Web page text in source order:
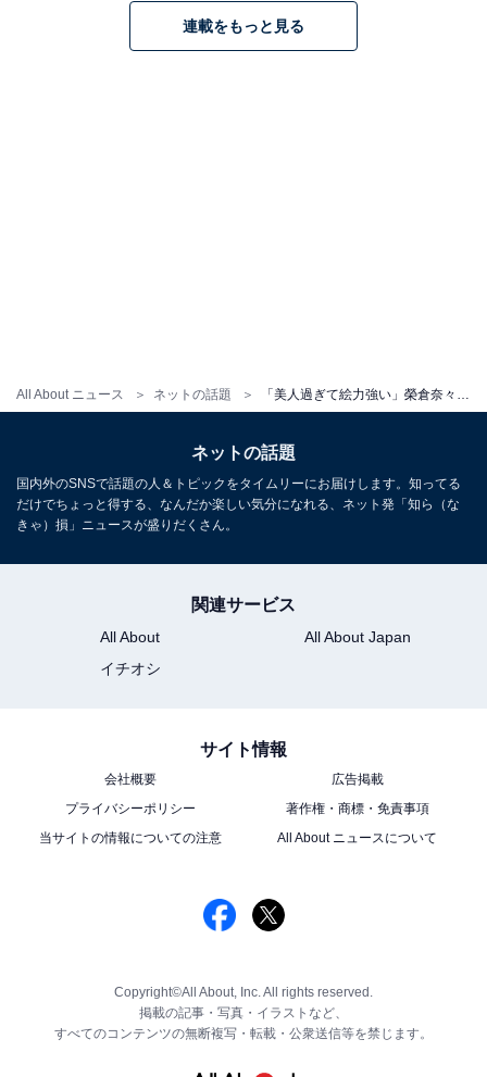
All About ニュース ネットの話題
連載をもっと見る
ネットの話題
国内外のSNSで話題の人＆トピックをタイムリーにお届けします。知ってる
だけでちょっと得する、なんだか楽しい気分になれる、ネット発「知ら（な
きゃ）損」ニュースが盛りだくさん。
関連サービス
All About
All About Japan
イチオシ
サイト情報
会社概要
広告掲載
プライバシーポリシー
著作権・商標・免責事項
当サイトの情報についての注意
All About ニュースについて
Copyright©All About, Inc. All rights reserved.
掲載の記事・写真・イラストなど、
すべてのコンテンツの無断複写・転載・公衆送信等を禁じます。